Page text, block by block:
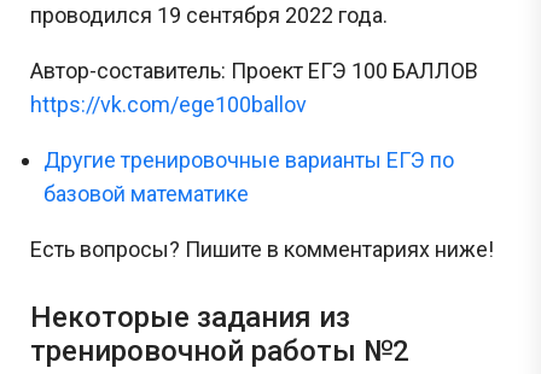
проводился 19 сентября 2022 года.
Автор-составитель: Проект ЕГЭ 100 БАЛЛОВ
https://vk.com/ege100ballov
Другие тренировочные варианты ЕГЭ по
базовой математике
Есть вопросы? Пишите в комментариях ниже!
Некоторые задания из
тренировочной работы №2